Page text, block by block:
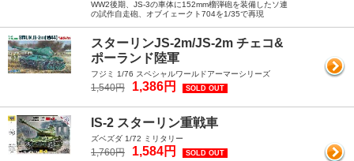
WW2後期、JS-3の車体に152mm榴弾砲を装備したソ連
の試作自走砲、オブイェークト704を1/35で再現
スターリンJS-2m/JS-2m チェコ&
ポーランド陸軍
フジミ 1/76 スペシャルワールドアーマーシリーズ
1,540円 1,386円 SOLD OUT
IS-2 スターリン重戦車
ズベズダ 1/72 ミリタリー
1,760円 1,584円 SOLD OUT